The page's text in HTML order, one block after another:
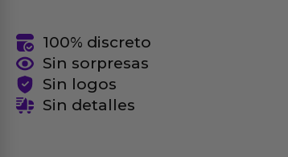
100% discreto
Sin sorpresas
Sin logos
Sin detalles